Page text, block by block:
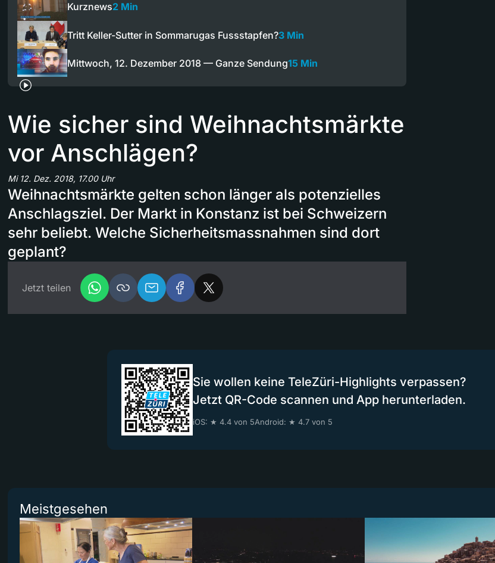
Kurznews2 Min
Tritt Keller-Sutter in Sommarugas Fussstapfen?3 Min
Mittwoch, 12. Dezember 2018 — Ganze Sendung15 Min
Wie sicher sind Weihnachtsmärkte
vor Anschlägen?
Mi 12. Dez. 2018, 17.00 Uhr
Weihnachtsmärkte gelten schon länger als potenzielles
Anschlagsziel. Der Markt in Konstanz ist bei Schweizern
sehr beliebt. Welche Sicherheitsmassnahmen sind dort
geplant?
Jetzt teilen
Sie wollen keine TeleZüri-Highlights verpassen?
Jetzt QR-Code scannen und App herunterladen.
iOS: ★ 4.4 von 5Android: ★ 4.7 von 5
Meistgesehen